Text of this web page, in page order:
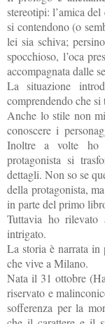
stereotipi: l’amica
si contendono (o
lei sia schiva;
spocchioso, l’oca
accompagnata dalle
La situazione
comprendendo che
Anche lo stile non
conoscere i
Inoltre a volte ho
protagonista si
dettagli. Non so se
della protagonista,
in parte del primo
Tuttavia ho rilevato
intrigato.
La storia è narrata in
che vive a Milano.
Nata il 31 ottobre
riservato e
sofferenza per la